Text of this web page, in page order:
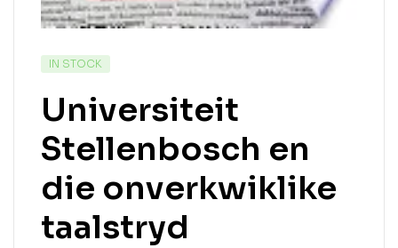
IN STOCK
Universiteit
Stellenbosch en
die onverkwiklike
taalstryd